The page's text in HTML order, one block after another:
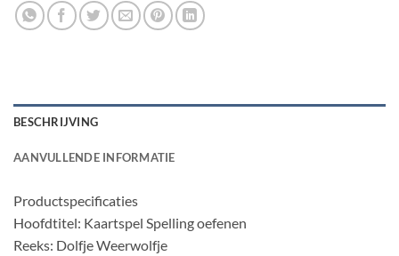
BESCHRIJVING
AANVULLENDE INFORMATIE
Productspecificaties
Hoofdtitel: Kaartspel Spelling oefenen
Reeks: Dolfje Weerwolfje